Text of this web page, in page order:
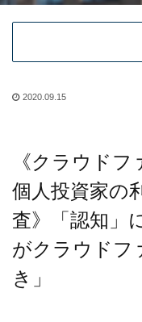
2020.09.15
《クラウド
個人投資家の
査》「認知」
がクラウドフ
き」